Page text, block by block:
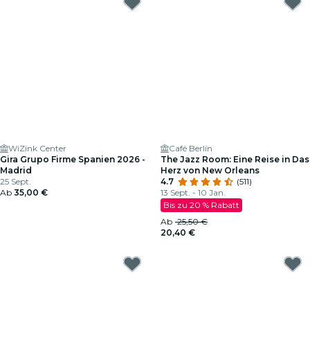
WiZink Center
Gira Grupo Firme Spanien 2026 -
Madrid
25 Sept.
Ab 35,00 €
Café Berlín
The Jazz Room: Eine Reise in Das
Herz von New Orleans
4.7
(511)
13 Sept. - 10 Jan.
Bis zu 20 % Rabatt
Ab 25,50 €
20,40 €